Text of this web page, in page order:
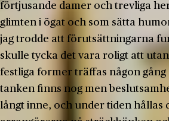
förtjusande damer och trevliga
glimten i ögat och som sätta
jag trodde att förutsättningarna
skulle tycka det vara roligt att
festliga former träffas någon gång
tanken finns nog men
långt inne, och under tiden hållas